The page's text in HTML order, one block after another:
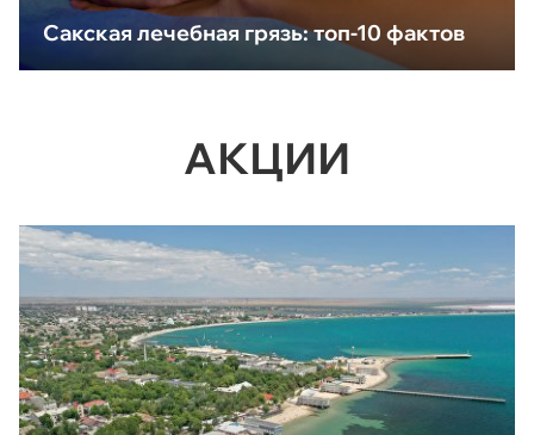
Сакская лечебная грязь: топ-10 фактов
АКЦИИ